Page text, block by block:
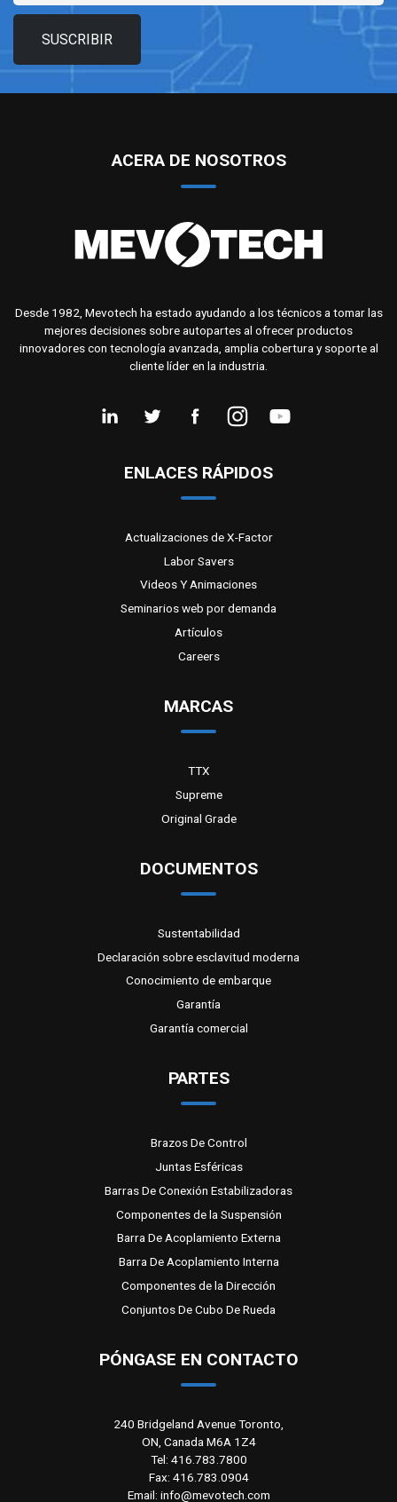
ACERA DE NOSOTROS
Desde 1982, Mevotech ha estado ayudando a los técnicos a tomar las
mejores decisiones sobre autopartes al ofrecer productos
innovadores con tecnología avanzada, amplia cobertura y soporte al
cliente líder en la industria.
ENLACES RÁPIDOS
Actualizaciones de X-Factor
Labor Savers
Videos Y Animaciones
Seminarios web por demanda
Artículos
Careers
MARCAS
TTX
Supreme
Original Grade
DOCUMENTOS
Sustentabilidad
Declaración sobre esclavitud moderna
Conocimiento de embarque
Garantía
Garantía comercial
PARTES
Brazos De Control
Juntas Esféricas
Barras De Conexión Estabilizadoras
Componentes de la Suspensión
Barra De Acoplamiento Externa
Barra De Acoplamiento Interna
Componentes de la Dirección
Conjuntos De Cubo De Rueda
PÓNGASE EN CONTACTO
240 Bridgeland Avenue Toronto,
ON, Canada M6A 1Z4
Tel: 416.783.7800
Fax: 416.783.0904
Email: info@mevotech.com